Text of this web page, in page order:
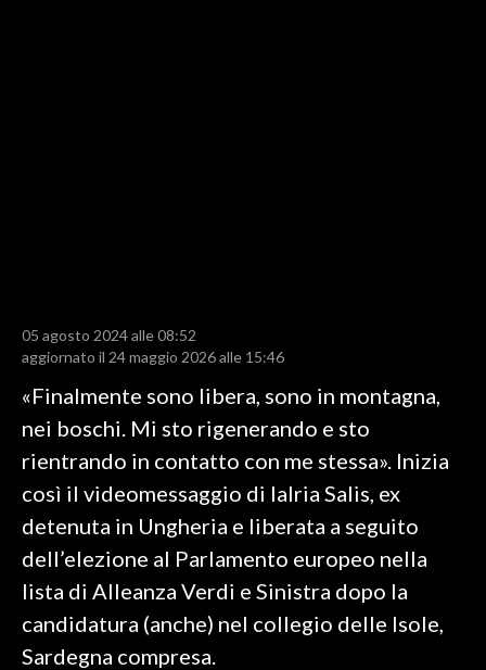
CALCIO
CALCIO REGIONALE
BASKET
VOLLEY
MOTORI
TENNIS
ALTRI SPORT
SPETTACOLI
05 agosto 2024 alle 08:52
aggiornato il 24 maggio 2026 alle 15:46
«Finalmente sono libera, sono in montagna,
nei boschi. Mi sto rigenerando e sto
rientrando in contatto con me stessa». Inizia
così il videomessaggio di Ialria Salis, ex
detenuta in Ungheria e liberata a seguito
dell’elezione al Parlamento europeo nella
lista di Alleanza Verdi e Sinistra dopo la
candidatura (anche) nel collegio delle Isole,
Sardegna compresa.